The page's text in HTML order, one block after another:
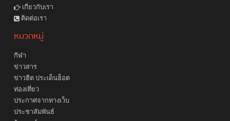
เกี่ยวกับเรา
ติดต่อเรา
หมวดหมู่
กีฬา
ข่าวสาร
ข่าวฮิต ประเด็นฮ็อต
ท่องเที่ยว
ประกาศจากทางเว็บ
ประชาสัมพันธ์